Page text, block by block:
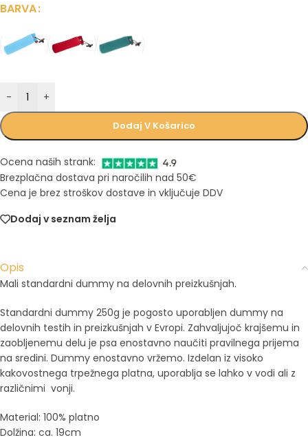
BARVA
- +
Dodaj V Košarico
Ocena naših strank:
Brezplačna dostava pri naročilih nad 50€
Cena je brez stroškov dostave in vključuje DDV
Dodaj v seznam želja
Opis
Mali standardni dummy na delovnih preizkušnjah.
Standardni dummy 250g je pogosto uporabljen dummy na
delovnih testih in preizkušnjah v Evropi. Zahvaljujoč krajšemu in
zaobljenemu delu je psa enostavno naučiti pravilnega prijema
na sredini. Dummy enostavno vržemo. Izdelan iz visoko
kakovostnega trpežnega platna, uporablja se lahko v vodi ali z
različnimi vonji.
Material: 100% platno
Dolžina: ca. 19cm